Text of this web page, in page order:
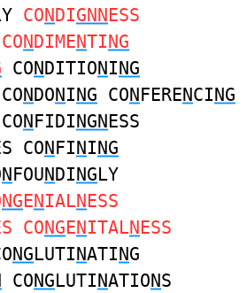
CONDIGNNESS
NDIMENTING
CONDITIONING
CONDONING CONFERENCING
NFIDINGNESS
CONFINING
NFOUNDINGLY
NGENIALNESS
CONGENITALNESS
NGLUTINATING
CONGLUTINATIONS